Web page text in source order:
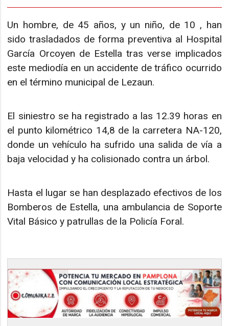
Un hombre, de 45 años, y un niño, de 10 , han
sido trasladados de forma preventiva al Hospital
García Orcoyen de Estella tras verse implicados
este mediodía en un accidente de tráfico ocurrido
en el término municipal de Lezaun.
El siniestro se ha registrado a las 12.39 horas en
el punto kilométrico 14,8 de la carretera NA-120,
donde un vehículo ha sufrido una salida de vía a
baja velocidad y ha colisionado contra un árbol.
Hasta el lugar se han desplazado efectivos de los
Bomberos de Estella, una ambulancia de Soporte
Vital Básico y patrullas de la Policía Foral.